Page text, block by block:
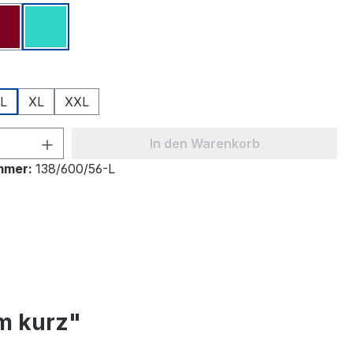
L XL XXL
Anzahl: Gib den gewünschten Wert
In den Warenkorb
138/600/56-L
kurz"